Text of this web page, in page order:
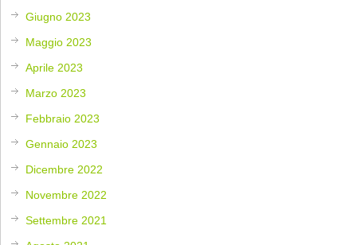
Giugno 2023
Maggio 2023
Aprile 2023
Marzo 2023
Febbraio 2023
Gennaio 2023
Dicembre 2022
Novembre 2022
Settembre 2021